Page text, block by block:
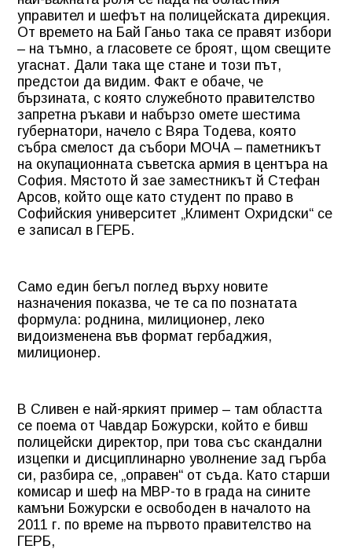
управител и шефът на полицейската дирекция.
От времето на Бай Ганьо така се правят избори
– на тъмно, а гласовете се броят, щом свещите
угаснат. Дали така ще стане и този път,
предстои да видим. Факт е обаче, че
бързината, с която служебното правителство
запретна ръкави и набързо омете шестима
губернатори, начело с Вяра Тодева, която
събра смелост да събори МОЧА – паметникът
на окупационната съветска армия в центъра на
София. Мястото й зае заместникът й Стефан
Арсов, който още като студент по право в
Софийския университет „Климент Охридски“ се
е записал в ГЕРБ.
Само един бегъл поглед върху новите
назначения показва, че те са по познатата
формула: роднина, милиционер, леко
видоизменена във формат гербаджия,
милиционер.
В Сливен е най-яркият пример – там областта
се поема от Чавдар Божурски, който е бивш
полицейски директор, при това със скандални
изцепки и дисциплинарно уволнение зад гърба
си, разбира се, „оправен“ от съда. Като старши
комисар и шеф на МВР-то в града на сините
камъни Божурски е освободен в началото на
2011 г. по време на първото правителство на
ГЕРБ,